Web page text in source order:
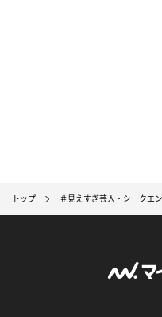
トップ ＃見えすぎ芸人・シークエ